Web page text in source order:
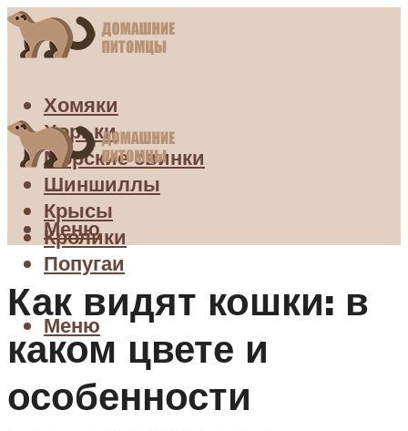
Хомяки
Хорьки
Морские свинки
Шиншиллы
Крысы
Кролики
Попугаи
Меню
Меню
Как видят кошки: в
каком цвете и
особенности